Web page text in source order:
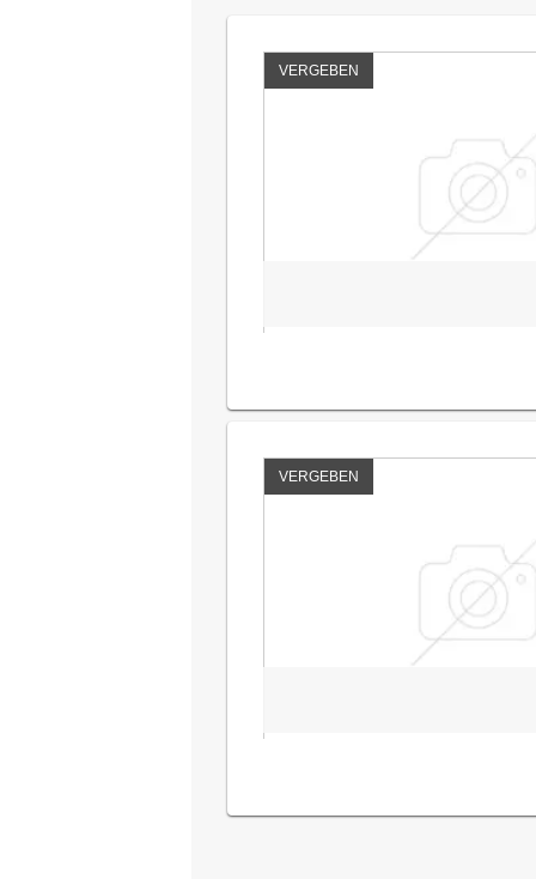
VERGEBEN
VERGEBEN